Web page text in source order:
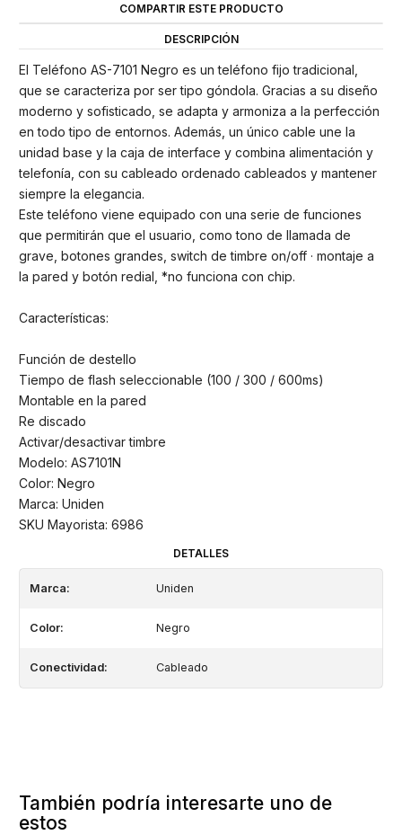
COMPARTIR ESTE PRODUCTO
DESCRIPCIÓN
El Teléfono AS-7101 Negro es un teléfono fijo tradicional,
que se caracteriza por ser tipo góndola. Gracias a su diseño
moderno y sofisticado, se adapta y armoniza a la perfección
en todo tipo de entornos. Además, un único cable une la
unidad base y la caja de interface y combina alimentación y
telefonía, con su cableado ordenado cableados y mantener
siempre la elegancia.
Este teléfono viene equipado con una serie de funciones
que permitirán que el usuario, como tono de llamada de
grave, botones grandes, switch de timbre on/off · montaje a
la pared y botón redial, *no funciona con chip.
Características:
Función de destello
Tiempo de flash seleccionable (100 / 300 / 600ms)
Montable en la pared
Re discado
Activar/desactivar timbre
Modelo: AS7101N
Color: Negro
Marca: Uniden
SKU Mayorista: 6986
DETALLES
Marca: Uniden
Color: Negro
Conectividad: Cableado
También podría interesarte uno de
estos